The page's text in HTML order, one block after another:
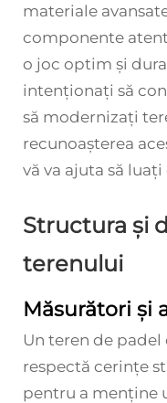
materiale
componente
o joc optim și
intenționați să
să modernizați
recunoașterea
vă va ajuta să
Structura și
terenului
Măsurători și
Un teren de
respectă cerințe
pentru a menține